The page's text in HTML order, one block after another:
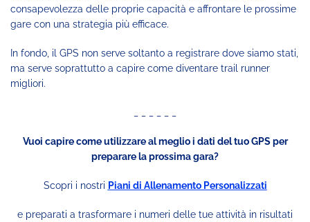
consapevolezza delle proprie capacità e affrontare le prossime
gare con una strategia più efficace.
In fondo, il GPS non serve soltanto a registrare dove siamo stati,
ma serve soprattutto a capire come diventare trail runner
migliori.
Vuoi capire come utilizzare al meglio i dati del tuo GPS per
preparare la prossima gara?
Scopri i nostri Piani di Allenamento Personalizzati
e preparati a trasformare i numeri delle tue attività in risultati